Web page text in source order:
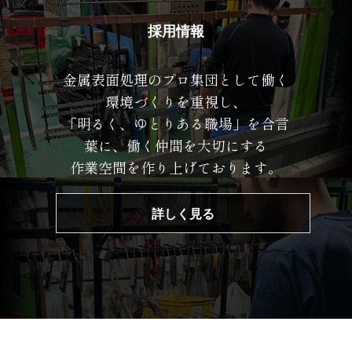
採用情報
金属表面処理のプロ集団として働く
環境づくりを重視し、
「明るく、ゆとりある職場」を合言
葉に、働く仲間を大切にする
作業空間を作り上げております。
詳しく見る